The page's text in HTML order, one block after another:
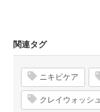
関連タグ
ニキビケア
クレイウォッシュ